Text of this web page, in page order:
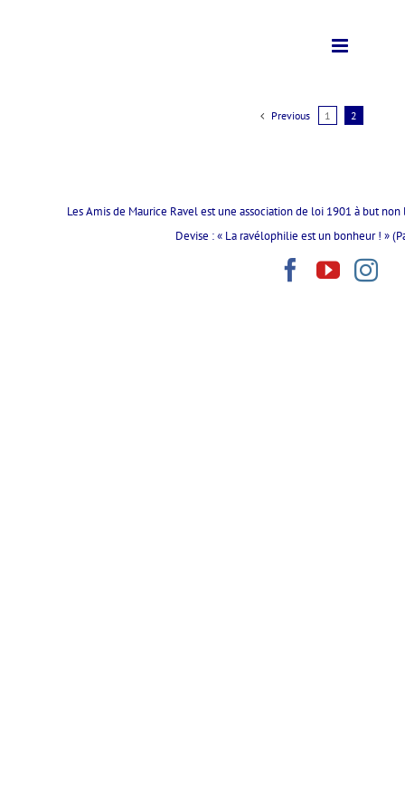
Previous 1 2
Les Amis de Maurice Ravel est une association de loi 1901 à but
Devise : « La ravélophilie est un bonheur ! »